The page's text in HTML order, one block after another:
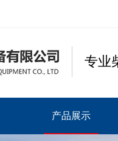
专业
产品展示